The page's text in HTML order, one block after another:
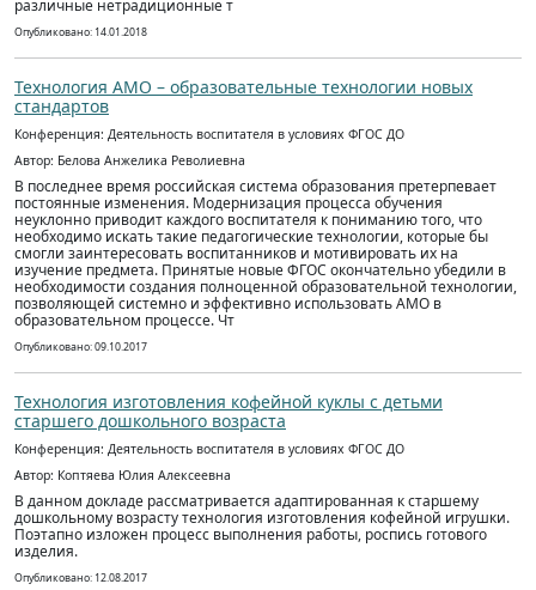
различные нетрадиционные т
Опубликовано: 14.01.2018
Технология АМО – образовательные технологии новых
стандартов
Конференция: Деятельность воспитателя в условиях ФГОС ДО
Автор: Белова Анжелика Револиевна
В последнее время российская система образования претерпевает
постоянные изменения. Модернизация процесса обучения
неуклонно приводит каждого воспитателя к пониманию того, что
необходимо искать такие педагогические технологии, которые бы
смогли заинтересовать воспитанников и мотивировать их на
изучение предмета. Принятые новые ФГОС окончательно убедили в
необходимости создания полноценной образовательной технологии,
позволяющей системно и эффективно использовать АМО в
образовательном процессе. Чт
Опубликовано: 09.10.2017
Технология изготовления кофейной куклы с детьми
старшего дошкольного возраста
Конференция: Деятельность воспитателя в условиях ФГОС ДО
Автор: Коптяева Юлия Алексеевна
В данном докладе рассматривается адаптированная к старшему
дошкольному возрасту технология изготовления кофейной игрушки.
Поэтапно изложен процесс выполнения работы, роспись готового
изделия.
Опубликовано: 12.08.2017